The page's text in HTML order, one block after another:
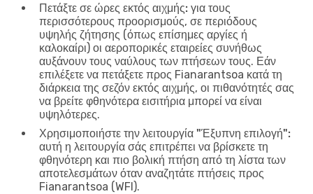
Πετάξτε σε ώρες εκτός αιχμής: για τους
περισσότερους προορισμούς, σε περιόδους
υψηλής ζήτησης (όπως επίσημες αργίες ή
καλοκαίρι) οι αεροπορικές εταιρείες συνήθως
αυξάνουν τους ναύλους των πτήσεων τους. Εάν
επιλέξετε να πετάξετε προς Fianarantsoa κατά τη
διάρκεια της σεζόν εκτός αιχμής, οι πιθανότητές σας
να βρείτε φθηνότερα εισιτήρια μπορεί να είναι
υψηλότερες.
Χρησιμοποιήστε την λειτουργία "Έξυπνη επιλογή":
αυτή η λειτουργία σάς επιτρέπει να βρίσκετε τη
φθηνότερη και πιο βολική πτήση από τη λίστα των
αποτελεσμάτων όταν αναζητάτε πτήσεις προς
Fianarantsoa (WFI).